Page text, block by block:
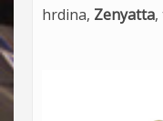
hrdina, Zenyatta